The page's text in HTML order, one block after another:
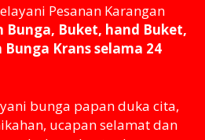
Pesanan Karangan
Bunga, Buket, hand Buket,
Krans selama 24
bunga papan duka cita,
ucapan selamat dan